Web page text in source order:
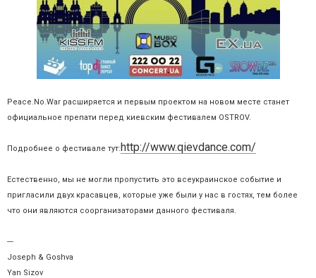
Peace.No.War расширяется и первым проектом на новом месте станет
официальное препати перед киевским фестивалем OSTROV.
Подробнее о фестивале тут:http://www.qievdance.com/
Естественно, мы не могли пропустить это всеукраинское событие и
пригласили двух красавцев, которые уже были у нас в гостях, тем более
что они являются соорганизаторами данного фестиваля.
---
Joseph & Goshva
Yan Sizov